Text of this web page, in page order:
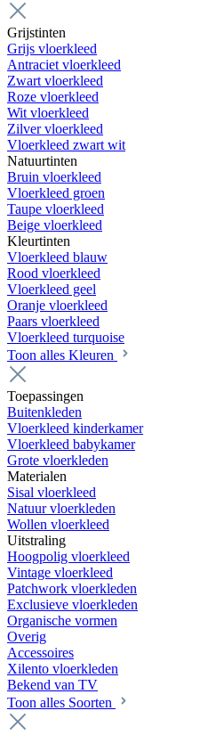
Grijstinten
Grijs vloerkleed
Antraciet vloerkleed
Zwart vloerkleed
Roze vloerkleed
Wit vloerkleed
Zilver vloerkleed
Vloerkleed zwart wit
Natuurtinten
Bruin vloerkleed
Vloerkleed groen
Taupe vloerkleed
Beige vloerkleed
Kleurtinten
Vloerkleed blauw
Rood vloerkleed
Vloerkleed geel
Oranje vloerkleed
Paars vloerkleed
Vloerkleed turquoise
Toon alles Kleuren
Toepassingen
Buitenkleden
Vloerkleed kinderkamer
Vloerkleed babykamer
Grote vloerkleden
Materialen
Sisal vloerkleed
Natuur vloerkleden
Wollen vloerkleed
Uitstraling
Hoogpolig vloerkleed
Vintage vloerkleed
Patchwork vloerkleden
Exclusieve vloerkleden
Organische vormen
Overig
Accessoires
Xilento vloerkleden
Bekend van TV
Toon alles Soorten